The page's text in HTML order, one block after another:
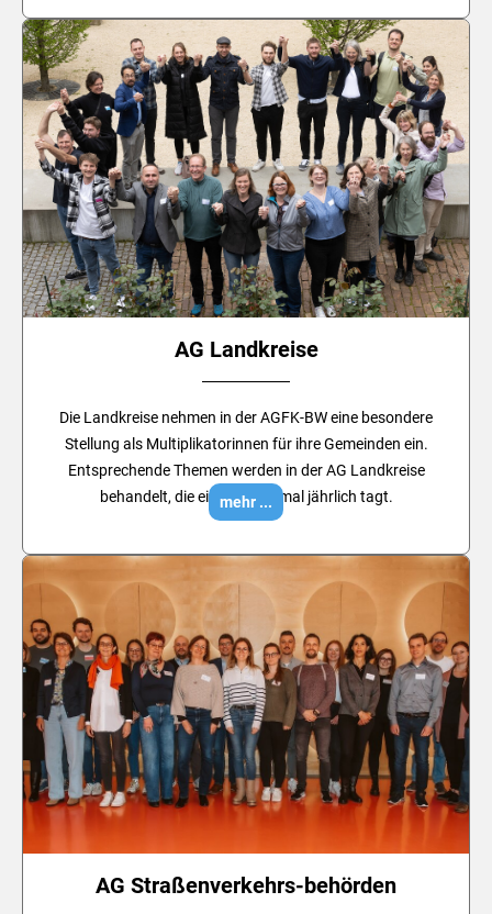
AG Landkreise
Die Landkreise nehmen in der AGFK-BW eine besondere
Stellung als Multiplikatorinnen für ihre Gemeinden ein.
Entsprechende Themen werden in der AG Landkreise
behandelt, die ein- bis zweimal jährlich tagt.
mehr ...
AG Straßenverkehrs-behörden